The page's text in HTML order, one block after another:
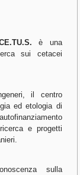
è una
sui cetacei
il centro
ed etologia di
e progetti
sulla